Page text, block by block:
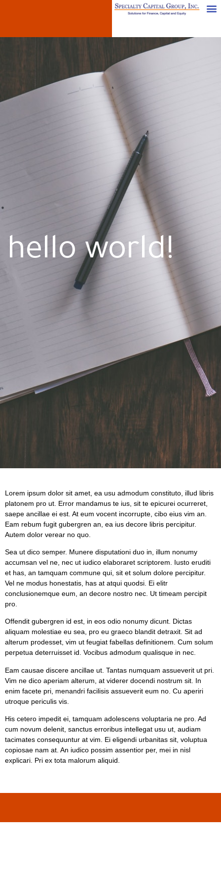
hello world!
Lorem ipsum dolor sit amet, ea usu admodum constituto, illud libris
platonem pro ut. Error mandamus te ius, sit te epicurei ocurreret,
saepe ancillae ei est. At eum vocent incorrupte, cibo eius vim an.
Eam rebum fugit gubergren an, ea ius decore libris percipitur.
Autem dolor verear no quo.
Sea ut dico semper. Munere disputationi duo in, illum nonumy
accumsan vel ne, nec ut iudico elaboraret scriptorem. Iusto eruditi
et has, an tamquam commune qui, sit et solum dolore percipitur.
Vel ne modus honestatis, has at atqui quodsi. Ei elitr
conclusionemque eum, an decore nostro nec. Ut timeam percipit
pro.
Offendit gubergren id est, in eos odio nonumy dicunt. Dictas
aliquam molestiae eu sea, pro eu graeco blandit detraxit. Sit ad
alterum prodesset, vim ut feugiat fabellas definitionem. Cum solum
perpetua deterruisset id. Vocibus admodum qualisque in nec.
Eam causae discere ancillae ut. Tantas numquam assueverit ut pri.
Vim ne dico aperiam alterum, at viderer docendi nostrum sit. In
enim facete pri, menandri facilisis assueverit eum no. Cu aperiri
utroque periculis vis.
His cetero impedit ei, tamquam adolescens voluptaria ne pro. Ad
cum novum delenit, sanctus erroribus intellegat usu ut, audiam
tacimates consequuntur at vim. Ei eligendi urbanitas sit, voluptua
copiosae nam at. An iudico possim assentior per, mei in nisl
explicari. Pri ex tota malorum aliquid.